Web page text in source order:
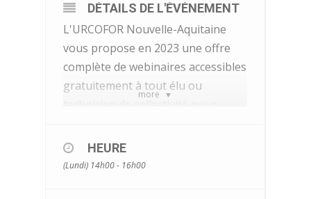
more
DÉTAILS DE L'ÉVÉNEMENT
L'URCOFOR Nouvelle-Aquitaine
vous propose en 2023 une offre
complète de webinaires accessibles
gratuitement à tout élu ou
technicien de collectivité pour
les enjeux concernant les élus qu'il
soit propriétaire de forêt,
HEURE
(Lundi) 14h00 - 16h00